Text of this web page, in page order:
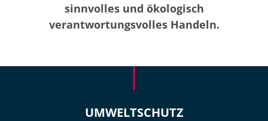
sinnvolles und ökologisch
verantwortungsvolles Handeln.
UMWELTSCHUTZ